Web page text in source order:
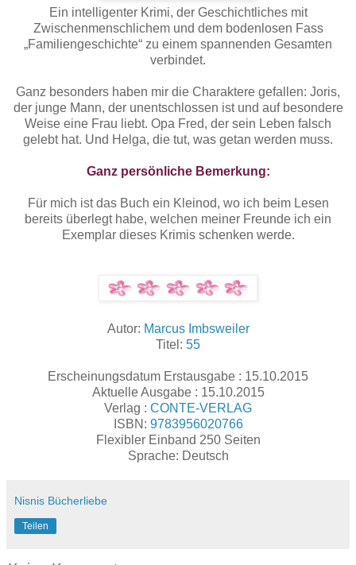
Ein intelligenter Krimi, der Geschichtliches mit
Zwischenmenschlichem und dem bodenlosen Fass
„Familiengeschichte“ zu einem spannenden Gesamten
verbindet.
Ganz besonders haben mir die Charaktere gefallen: Joris,
der junge Mann, der unentschlossen ist und auf besondere
Weise eine Frau liebt. Opa Fred, der sein Leben falsch
gelebt hat. Und Helga, die tut, was getan werden muss.
Ganz persönliche Bemerkung:
Für mich ist das Buch ein Kleinod, wo ich beim Lesen
bereits überlegt habe, welchen meiner Freunde ich ein
Exemplar dieses Krimis schenken werde.
Autor: Marcus Imbsweiler
Titel: 55
Erscheinungsdatum Erstausgabe : 15.10.2015
Aktuelle Ausgabe : 15.10.2015
Verlag : CONTE-VERLAG
ISBN: 9783956020766
Flexibler Einband 250 Seiten
Sprache: Deutsch
Nisnis Bücherliebe
Teilen